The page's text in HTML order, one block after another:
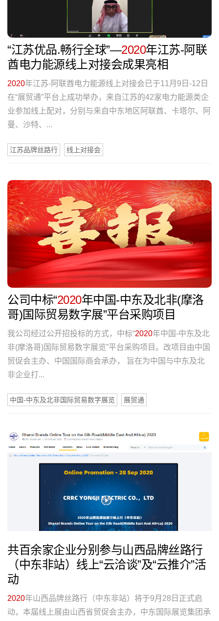
“江苏优品.畅行全球”—2020年江苏-阿联
酋电力能源线上对接会成果亮相
2020年江苏-阿联酋电力能源线上对接会已于11月9日-12日
在“展贸通”平台上成功举办，来自江苏的42家电力能源类企
业参加线上配对，分别与来自中东地区阿联酋、卡塔尔、阿
曼、沙特、...
江苏品牌丝路行 线上对接会
公司中标“2020年中国-中东及北非(摩洛
哥)国际贸易数字展”平台采购项目
我公司经过公开招投标的方式，中标“2020年中国-中东及北
非(摩洛哥)国际贸易数字展览”平台采购项目。改项目由中国
贸促会主办、中国国际商会承办， 旨在为中国与中东及北
非企业打...
中国-中东及北非国际贸易数字展览 展贸通
共百余家企业分别参与山西品牌丝路行
（中东非站）线上“云洽谈”及“云推介”活
动
2020年山西品牌丝路行（中东非站）将于9月28日正式启
动，本届线上展由山西省贸促会主办，中东国际展览集团承